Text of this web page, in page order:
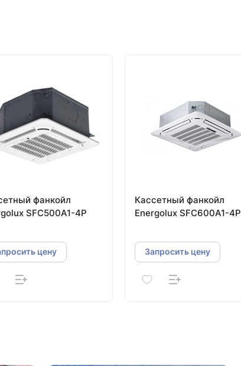
фанкойл
SFC500A1-4P
цену
Кассетный фанкойл
Energolux SFC600A1-4P
Запросить цену